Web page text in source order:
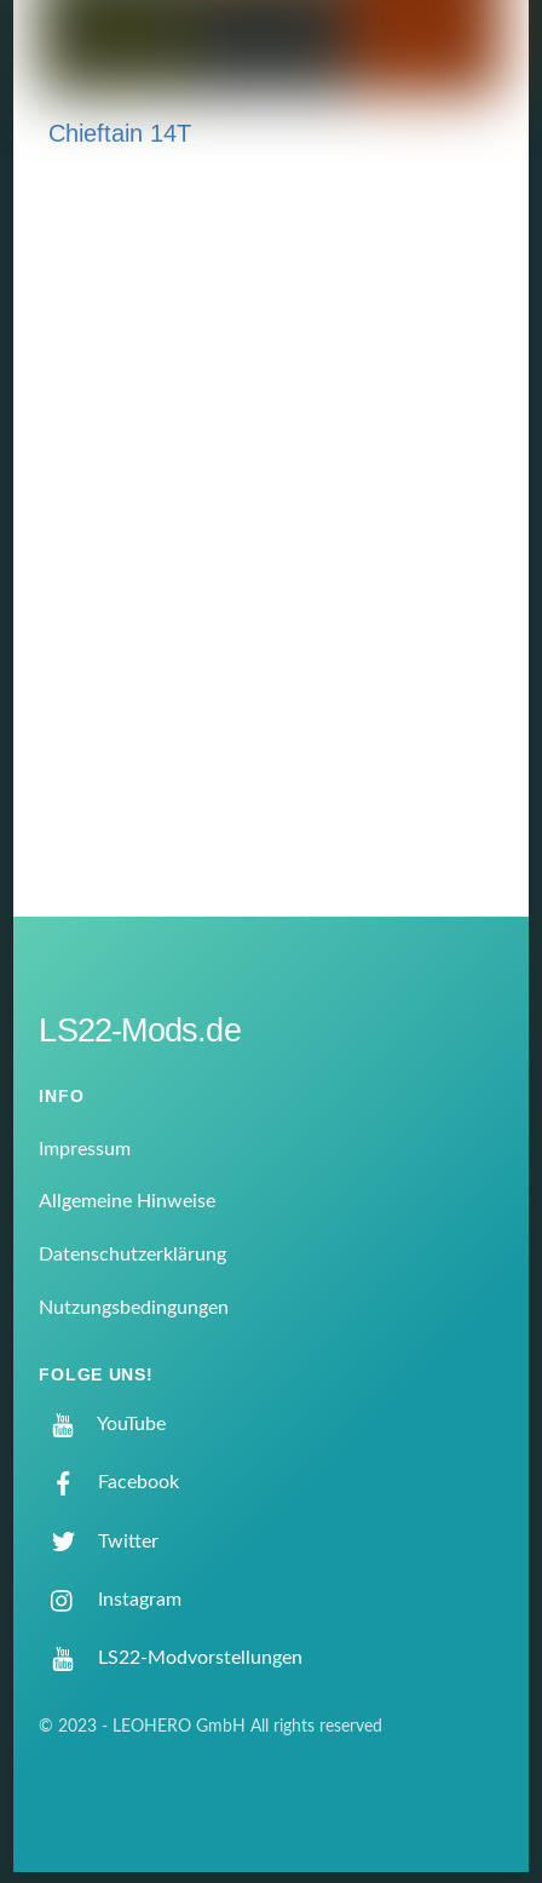
Chieftain 14T
LS22-Mods.de
INFO
Impressum
Allgemeine Hinweise
Datenschutzerklärung
Nutzungsbedingungen
FOLGE UNS!
YouTube
Facebook
Twitter
Instagram
LS22-Modvorstellungen
© 2023 - LEOHERO GmbH All rights reserved